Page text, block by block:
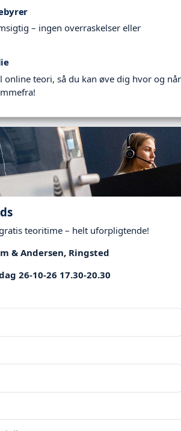
– ingen overraskelser eller
online teori, så du kan øve dig hvor og når
teoritime – helt uforpligtende!
& Andersen, Ringsted
26-10-26 17.30-20.30